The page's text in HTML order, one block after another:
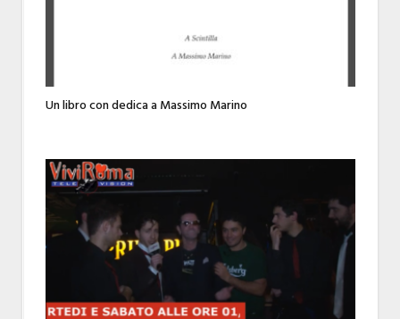
Un libro con dedica a Massimo Marino